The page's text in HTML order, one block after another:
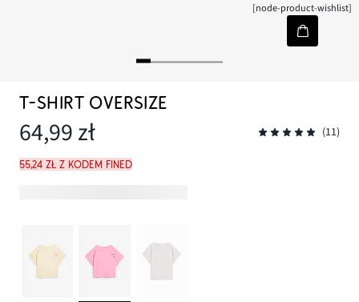
[node-product-wishlist]
T-SHIRT OVERSIZE
64,99 zł (11)
55,24 zł z kodem FINED